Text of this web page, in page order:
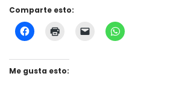
Comparte esto:
Me gusta esto: